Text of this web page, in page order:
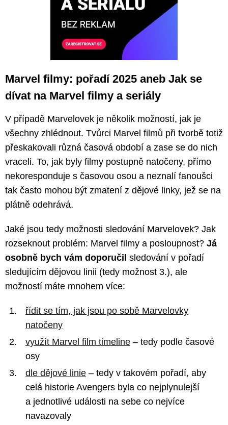
Marvel filmy: pořadí 2025 aneb Jak se
dívat na Marvel filmy a seriály
V případě Marvelovek je několik možností, jak je
všechny zhlédnout. Tvůrci Marvel filmů při tvorbě totiž
přeskakovali různá časová období a zase se do nich
vraceli. To, jak byly filmy postupně natočeny, přímo
nekoresponduje s časovou osou a neznalí fanoušci
tak často mohou být zmatení z dějové linky, jež se na
plátně odehrává.
Jaké jsou tedy možnosti sledování Marvelovek? Jak
rozseknout problém: Marvel filmy a posloupnost? Já
osobně bych vám doporučil sledování v pořadí
sledujícím dějovou linii (tedy možnost 3.), ale
možností máte mnohem více:
řídit se tím, jak jsou po sobě Marvelovky
natočeny
využít Marvel film timeline – tedy podle časové
osy
dle dějové linie – tedy v takovém pořadí, aby
celá historie Avengers byla co nejplynulejší
a jednotlivé události na sebe co nejvíce
navazovaly